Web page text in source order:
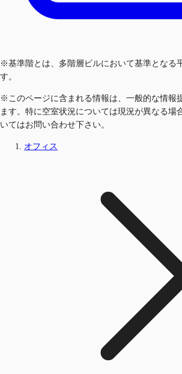
※基準階とは、多階層ビルにおいて基準となる
す。
※このページに含まれる情報は、一般的な情報
ます。特に空室状況については現況が異なる場
いてはお問い合わせ下さい。
オフィス